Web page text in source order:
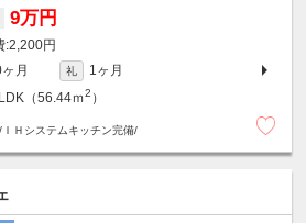
9万円
2,200円
月 礼
1ヶ月
（56.44ｍ2 ）
Ｈシステムキッチン完備/